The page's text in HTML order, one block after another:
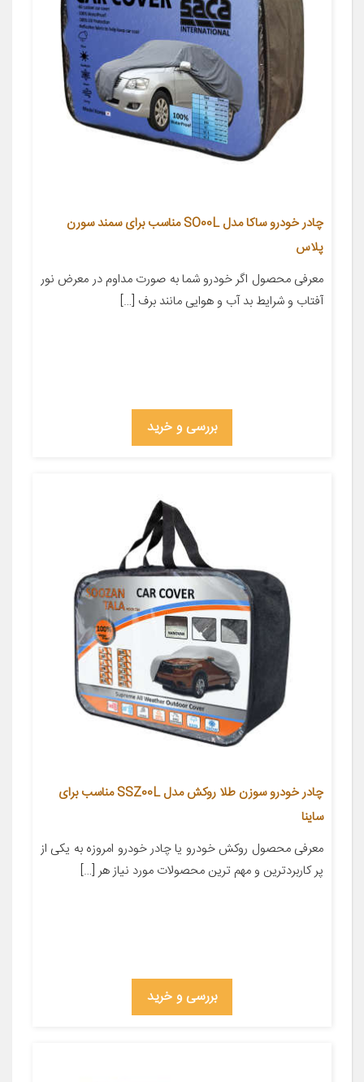
چادر خودرو ساکا مدل SO00L مناسب برای سمند سورن
پلاس
معرفی محصول اگر خودرو شما به صورت مداوم در معرض نور
آفتاب و شرایط بد آب و هوایی مانند برف […]
بررسی و خرید
چادر خودرو سوزن طلا روکش مدل SSZ00L مناسب برای
ساینا
معرفی محصول روکش خودرو یا چادر خودرو امروزه به یکی از
پر کاربردترین و مهم ترین محصولات مورد نیاز هر […]
بررسی و خرید